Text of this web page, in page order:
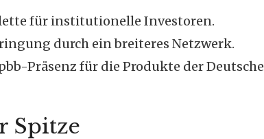
für institutionelle Investoren.
durch ein breiteres Netzwerk.
Präsenz für die Produkte der Deutsche
Spitze